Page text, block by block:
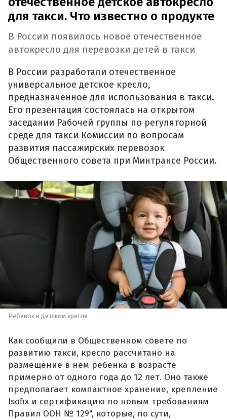
для такси. Что известно о продукте
В России появилось новое отечественное
автокресло для перевозки детей в такси
В России разработали отечественное
универсальное детское кресло,
предназначенное для использования в такси.
Его презентация состоялась на открытом
заседании Рабочей группы по регуляторной
среде для такси Комиссии по вопросам
развития пассажирских перевозок
Общественного совета при Минтрансе России.
Ребенок в детском кресле
Как сообщили в Общественном совете по
развитию такси, кресло рассчитано на
размещение в нем ребенка в возрасте
примерно от одного года до 12 лет. Оно также
предполагает компактное хранение, крепление
Isofix и сертификацию по новым требованиям
Правил ООН № 129", которые, по сути,